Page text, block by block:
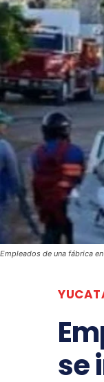
Empleados de una fábrica
se